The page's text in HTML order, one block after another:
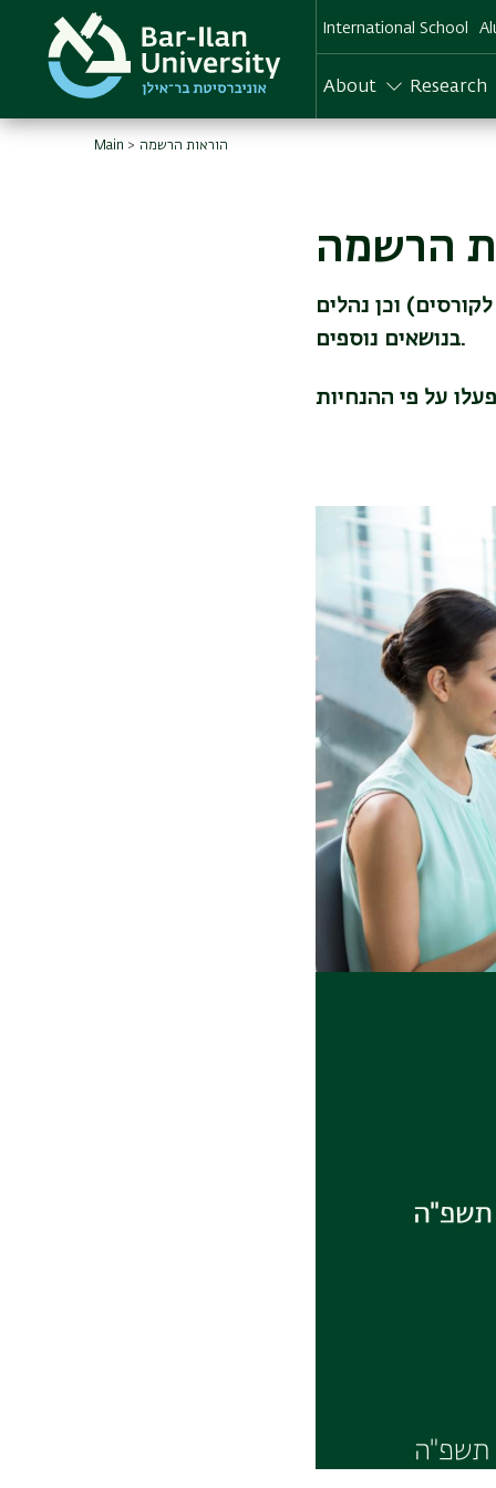
content
International School
About Research
Main הוראות הרשמה
הרשמה
וכן נהלים
בנושאים נוספים.